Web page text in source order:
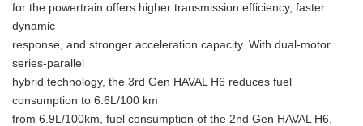
for the powertrain offers higher transmission efficiency, faster
dynamic
response, and stronger acceleration capacity. With dual-motor
series-parallel
hybrid technology, the 3rd Gen HAVAL H6 reduces fuel
consumption to 6.6L/100 km
from 6.9L/100km, fuel consumption of the 2nd Gen HAVAL H6,